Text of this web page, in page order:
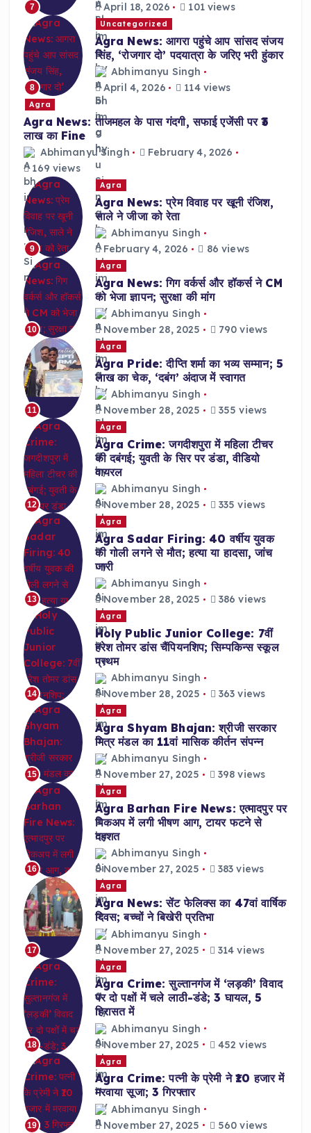
7
April 18, 2026
101 views
8
Uncategorized
Agra News: आगरा पहुंचे आप सांसद संजय
सिंह, ‘रोजगार दो’ पदयात्रा के जरिए भरी हुंकार
Abhimanyu Singh
April 4, 2026
114 views
Agra
Agra News: ताजमहल के पास गंदगी, सफाई एजेंसी पर ₹3
लाख का Fine
Abhimanyu Singh
February 4, 2026
169 views
9
Agra
Agra News: प्रेम विवाह पर खूनी रंजिश,
साले ने जीजा को रेता
Abhimanyu Singh
February 4, 2026
86 views
10
Agra
Agra News: गिग वर्कर्स और हॉकर्स ने CM
को भेजा ज्ञापन; सुरक्षा की मांग
Abhimanyu Singh
November 28, 2025
790 views
11
Agra
Agra Pride: दीप्ति शर्मा का भव्य सम्मान; 5
लाख का चेक, ‘दबंग’ अंदाज में स्वागत
Abhimanyu Singh
November 28, 2025
355 views
12
Agra
Agra Crime: जगदीशपुरा में महिला टीचर
की दबंगई; युवती के सिर पर डंडा, वीडियो
वायरल
Abhimanyu Singh
November 28, 2025
335 views
13
Agra
Agra Sadar Firing: 40 वर्षीय युवक
की गोली लगने से मौत; हत्या या हादसा, जांच
जारी
Abhimanyu Singh
November 28, 2025
386 views
14
Agra
Holy Public Junior College: 7वीं
हरेश तोमर डांस चैंपियनशिप; सिम्पकिन्स स्कूल
प्रथम
Abhimanyu Singh
November 28, 2025
363 views
15
Agra
Agra Shyam Bhajan: श्रीजी सरकार
मित्र मंडल का 11वां मासिक कीर्तन संपन्न
Abhimanyu Singh
November 27, 2025
398 views
16
Agra
Agra Barhan Fire News: एत्मादपुर पर
पिकअप में लगी भीषण आग, टायर फटने से
दहशत
Abhimanyu Singh
November 27, 2025
383 views
17
Agra
Agra News: सेंट फेलिक्स का 47वां वार्षिक
दिवस; बच्चों ने बिखेरी प्रतिभा
Abhimanyu Singh
November 27, 2025
314 views
18
Agra
Agra Crime: सुल्तानगंज में ‘लड़की’ विवाद
पर दो पक्षों में चले लाठी-डंडे; 3 घायल, 5
हिरासत में
Abhimanyu Singh
November 27, 2025
452 views
19
Agra
Agra Crime: पत्नी के प्रेमी ने ₹10 हजार में
मरवाया सूजा; 3 गिरफ्तार
Abhimanyu Singh
November 27, 2025
560 views